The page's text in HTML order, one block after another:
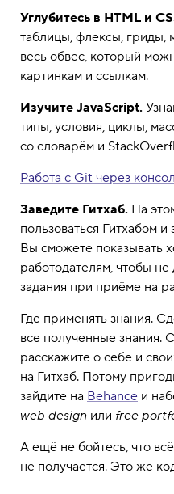
Углубитесь в HTML и
таблицы, флексы, гриды,
весь обвес, который
картинкам и ссылкам.
Изучите JavaScript.
типы, условия, циклы,
со словарём и
Работа с Git через
Заведите Гитхаб. На
пользоваться Гитхабом
Вы сможете показывать
работодателям, чтобы
задания при приёме на
Где применять знания.
все полученные знания.
расскажите о себе и
на Гитхаб. Потому
зайдите на Behance и
web design или free
А ещё не бойтесь, что
не получается. Это же